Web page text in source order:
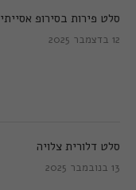
סלט פירות בסירופ אסייתי
12 בדצמבר 2025
סלט דלורית צלויה
13 בנובמבר 2025